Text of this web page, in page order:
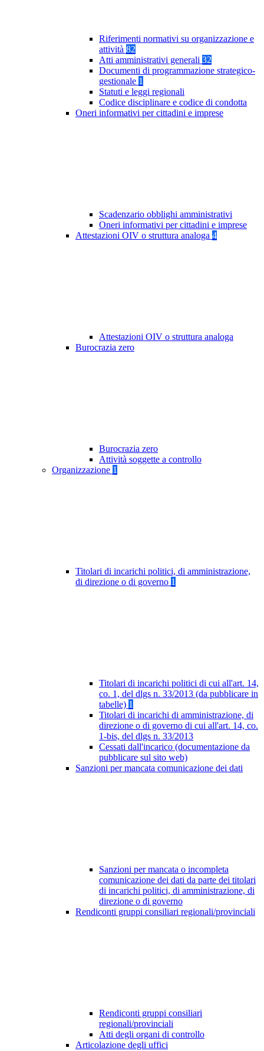
Riferimenti normativi su organizzazione e
attività 82
Atti amministrativi generali 32
Documenti di programmazione strategico-
gestionale 1
Statuti e leggi regionali
Codice disciplinare e codice di condotta
Oneri informativi per cittadini e imprese
Scadenzario obblighi amministrativi
Oneri informativi per cittadini e imprese
Attestazioni OIV o struttura analoga 4
Attestazioni OIV o struttura analoga
Burocrazia zero
Burocrazia zero
Attività soggette a controllo
Organizzazione 1
Titolari di incarichi politici, di amministrazione,
di direzione o di governo 1
Titolari di incarichi politici di cui all'art. 14,
co. 1, del dlgs n. 33/2013 (da pubblicare in
tabelle) 1
Titolari di incarichi di amministrazione, di
direzione o di governo di cui all'art. 14, co.
1-bis, del dlgs n. 33/2013
Cessati dall'incarico (documentazione da
pubblicare sul sito web)
Sanzioni per mancata comunicazione dei dati
Sanzioni per mancata o incompleta
comunicazione dei dati da parte dei titolari
di incarichi politici, di amministrazione, di
direzione o di governo
Rendiconti gruppi consiliari regionali/provinciali
Rendiconti gruppi consiliari
regionali/provinciali
Atti degli organi di controllo
Articolazione degli uffici